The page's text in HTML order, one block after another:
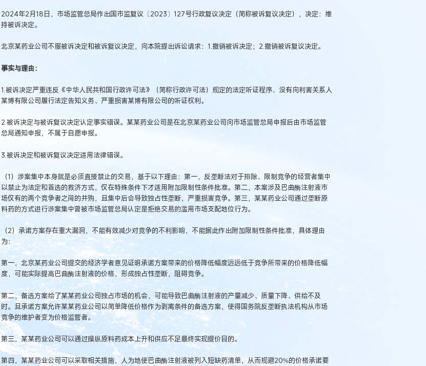
2024年2月18日，市场监管总局作出国市监复议〔2023〕127号行政复议决定（简称被诉复议决定），决定：维
持被诉决定。
北京某药业公司不服被诉决定和被诉复议决定，向本院提出诉讼请求：1.撤销被诉决定；2.撤销被诉复议决定。
事实与理由：
1.被诉决定严重违反《中华人民共和国行政许可法》（简称行政许可法）规定的法定听证程序、没有向利害关系人
某博有限公司履行法定告知义务、严重损害某博有限公司的听证权利。
2.被诉决定与被诉复议决定认定事实错误。某某药业公司是在北京某药业公司向市场监管总局申报后由市场监管
总局通知申报，不属于自愿申报。
3.被诉决定和被诉复议决定适用法律错误。
（1）涉案集中本身就是必须直接禁止的交易，基于以下理由：第一，反垄断法对于排除、限制竞争的经营者集中
以禁止为法定和首选的救济方式，仅在特殊条件下才适用附加限制性条件批准。第二，本案涉及巴曲酶注射液市
场仅有的两个竞争者之间的并购，且集中后会导致独占性垄断，严重损害竞争。第三，某某药业公司通过垄断原
料药的方式进行涉案集中曾被市场监管总局认定是拒绝交易的滥用市场支配地位行为。
（2）承诺方案存在重大漏洞，不能有效减少对竞争的不利影响，不能据此作出附加限制性条件批准，具体理由
为：
第一，北京某药业公司提交的经济学者意见证明承诺方案带来的价格降低幅度远远低于竞争所带来的价格降低幅
度，可能实际提高巴曲酶注射液的价格，形成独占性垄断，阻碍竞争。
第二，备选方案给了某某药业公司独占市场的机会，可能导致巴曲酶注射液的产量减少、质量下降、供给不及
时。且承诺方案允许某某药业公司以简单降低价格作为剥离条件的备选方案，使得国务院反垄断执法机构从市场
竞争的维护者变为价格监管者。
第三，某某药业公司可以通过操纵原料药成本上升和供应不足最终实现提价目的。
第四，某某药业公司可以采取相关措施，人为地使巴曲酶注射液被列入短缺药清单，从而规避20%的价格承诺要